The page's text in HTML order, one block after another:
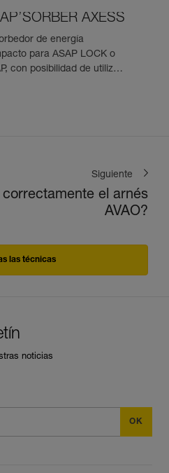
AXESS
de energía
para ASAP LOCK o
con posibilidad de utilizar
Siguiente
el arnés
AVAO?
las técnicas
noticias